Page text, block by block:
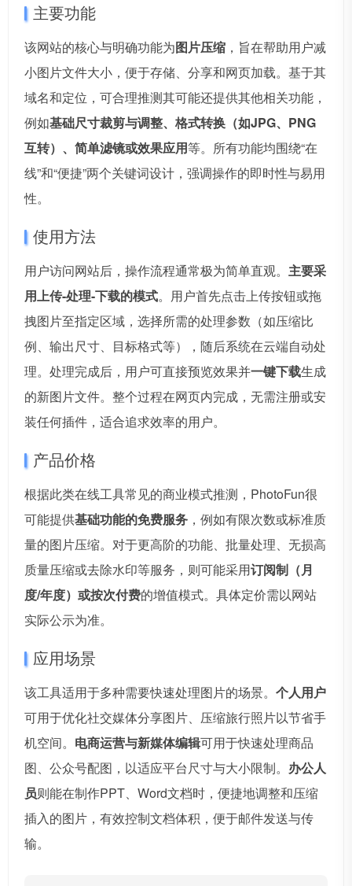
主要功能
该网站的核心与明确功能为图片压缩 ，旨在帮助用户减
小图片文件大小，便于存储、分享和网页加载。基于其
域名和定位，可合理推测其可能还提供其他相关功能，
例如基础尺寸裁剪与调整、格式转换（如JPG、PNG
互转）、简单滤镜或效果应用等。所有功能均围绕“在
线”和“便捷”两个关键词设计，强调操作的即时性与易用
性。
使用方法
用户访问网站后，操作流程通常极为简单直观。 主要采
用上传-处理-下载的模式。用户首先点击上传按钮或拖
拽图片至指定区域，选择所需的处理参数（如压缩比
例、输出尺寸、目标格式等），随后系统在云端自动处
理。处理完成后，用户可直接预览效果并一键下载生成
的新图片文件。整个过程在网页内完成，无需注册或安
装任何插件，适合追求效率的用户。
产品价格
根据此类在线工具常见的商业模式推测，PhotoFun很
可能提供基础功能的免费服务 ，例如有限次数或标准质
量的图片压缩。对于更高阶的功能、批量处理、无损高
质量压缩或去除水印等服务，则可能采用订阅制（月
度/年度）或按次付费的增值模式。具体定价需以网站
实际公示为准。
应用场景
该工具适用于多种需要快速处理图片的场景。 个人用户
可用于优化社交媒体分享图片、压缩旅行照片以节省手
机空间。 电商运营与新媒体编辑可用于快速处理商品
图、公众号配图，以适应平台尺寸与大小限制。 办公人
员则能在制作PPT、Word文档时，便捷地调整和压缩
插入的图片，有效控制文档体积，便于邮件发送与传
输。